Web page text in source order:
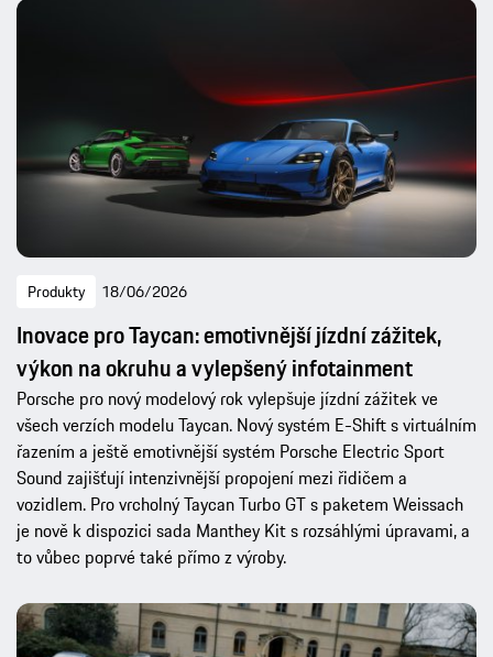
Produkty 18/06/2026
Inovace pro Taycan: emotivnější jízdní zážitek,
výkon na okruhu a vylepšený infotainment
Porsche pro nový modelový rok vylepšuje jízdní zážitek ve
všech verzích modelu Taycan. Nový systém E-Shift s virtuálním
řazením a ještě emotivnější systém Porsche Electric Sport
Sound zajišťují intenzivnější propojení mezi řidičem a
vozidlem. Pro vrcholný Taycan Turbo GT s paketem Weissach
je nově k dispozici sada Manthey Kit s rozsáhlými úpravami, a
to vůbec poprvé také přímo z výroby.